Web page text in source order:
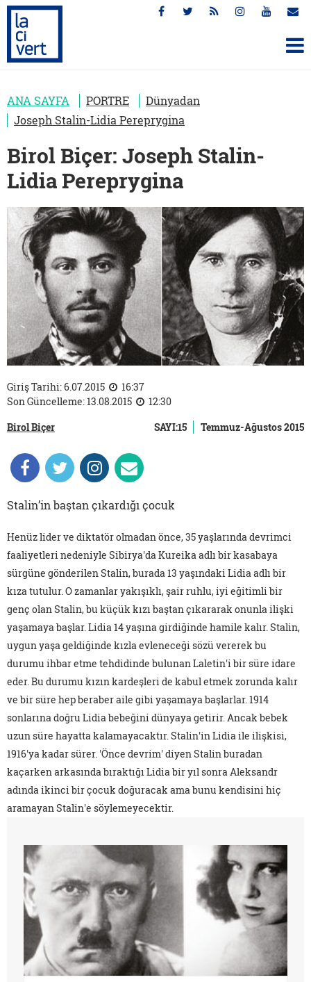
ANA SAYFA PORTRE
Dünyadan
Joseph Stalin-Lidia Pereprygina
Birol Biçer: Joseph Stalin-
Lidia Pereprygina
Giriş Tarihi: 6.07.2015
16:37
Son Güncelleme: 13.08.2015
12:30
Birol Biçer
SAYI:15 Temmuz-Ağustos 2015
Stalin’in baştan çıkardığı çocuk
Henüz lider ve diktatör olmadan önce, 35 yaşlarında devrimci
faaliyetleri nedeniyle Sibirya'da Kureika adlı bir kasabaya
sürgüne gönderilen Stalin, burada 13 yaşındaki Lidia adlı bir
kıza tutulur. O zamanlar yakışıklı, şair ruhlu, iyi eğitimli bir
genç olan Stalin, bu küçük kızı baştan çıkararak onunla ilişki
yaşamaya başlar. Lidia 14 yaşına girdiğinde hamile kalır. Stalin,
uygun yaşa geldiğinde kızla evleneceği sözü vererek bu
durumu ihbar etme tehdidinde bulunan Laletin'i bir süre idare
eder. Bu durumu kızın kardeşleri de kabul etmek zorunda kalır
ve bir süre hep beraber aile gibi yaşamaya başlarlar. 1914
sonlarına doğru Lidia bebeğini dünyaya getirir. Ancak bebek
uzun süre hayatta kalamayacaktır. Stalin'in Lidia ile ilişkisi,
1916'ya kadar sürer. 'Önce devrim' diyen Stalin buradan
kaçarken arkasında bıraktığı Lidia bir yıl sonra Aleksandr
adında ikinci bir çocuk doğuracak ama bunu kendisini hiç
aramayan Stalin'e söylemeyecektir.